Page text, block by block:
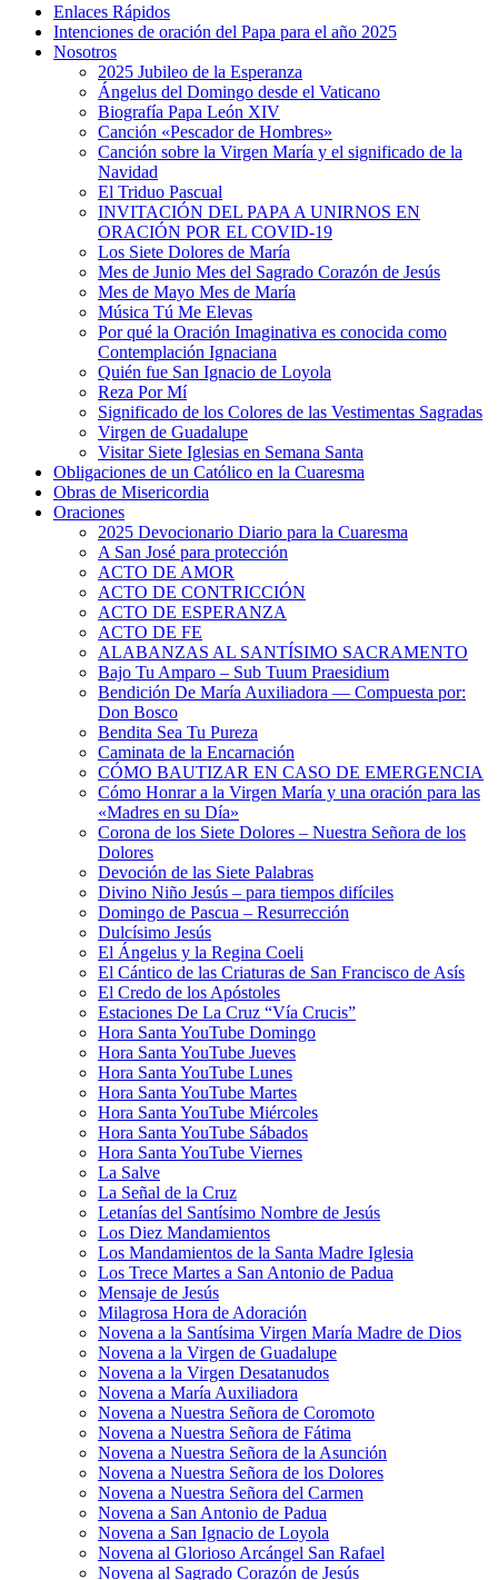
Enlaces Rápidos
Intenciones de oración del Papa para el año 2025
Nosotros
2025 Jubileo de la Esperanza
Ángelus del Domingo desde el Vaticano
Biografía Papa León XIV
Canción «Pescador de Hombres»
Canción sobre la Virgen María y el significado de la
Navidad
El Triduo Pascual
INVITACIÓN DEL PAPA A UNIRNOS EN
ORACIÓN POR EL COVID-19
Los Siete Dolores de María
Mes de Junio Mes del Sagrado Corazón de Jesús
Mes de Mayo Mes de María
Música Tú Me Elevas
Por qué la Oración Imaginativa es conocida como
Contemplación Ignaciana
Quién fue San Ignacio de Loyola
Reza Por Mí
Significado de los Colores de las Vestimentas Sagradas
Virgen de Guadalupe
Visitar Siete Iglesias en Semana Santa
Obligaciones de un Católico en la Cuaresma
Obras de Misericordia
Oraciones
2025 Devocionario Diario para la Cuaresma
A San José para protección
ACTO DE AMOR
ACTO DE CONTRICCIÓN
ACTO DE ESPERANZA
ACTO DE FE
ALABANZAS AL SANTÍSIMO SACRAMENTO
Bajo Tu Amparo – Sub Tuum Praesidium
Bendición De María Auxiliadora — Compuesta por:
Don Bosco
Bendita Sea Tu Pureza
Caminata de la Encarnación
CÓMO BAUTIZAR EN CASO DE EMERGENCIA
Cómo Honrar a la Virgen María y una oración para las
«Madres en su Día»
Corona de los Siete Dolores – Nuestra Señora de los
Dolores
Devoción de las Siete Palabras
Divino Niño Jesús – para tiempos difíciles
Domingo de Pascua – Resurrección
Dulcísimo Jesús
El Ángelus y la Regina Coeli
El Cántico de las Criaturas de San Francisco de Asís
El Credo de los Apóstoles
Estaciones De La Cruz “Vía Crucis”
Hora Santa YouTube Domingo
Hora Santa YouTube Jueves
Hora Santa YouTube Lunes
Hora Santa YouTube Martes
Hora Santa YouTube Miércoles
Hora Santa YouTube Sábados
Hora Santa YouTube Viernes
La Salve
La Señal de la Cruz
Letanías del Santísimo Nombre de Jesús
Los Diez Mandamientos
Los Mandamientos de la Santa Madre Iglesia
Los Trece Martes a San Antonio de Padua
Mensaje de Jesús
Milagrosa Hora de Adoración
Novena a la Santísima Virgen María Madre de Dios
Novena a la Virgen de Guadalupe
Novena a la Virgen Desatanudos
Novena a María Auxiliadora
Novena a Nuestra Señora de Coromoto
Novena a Nuestra Señora de Fátima
Novena a Nuestra Señora de la Asunción
Novena a Nuestra Señora de los Dolores
Novena a Nuestra Señora del Carmen
Novena a San Antonio de Padua
Novena a San Ignacio de Loyola
Novena al Glorioso Arcángel San Rafael
Novena al Sagrado Corazón de Jesús